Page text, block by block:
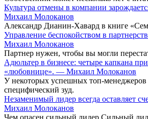
Культура отмены в компании
Михаил Молоканов
Александр Дианин-Хавард в книге
Управление беспокойством в
Михаил Молоканов
Партнер нужен, чтобы вы могли
Адюльтер в бизнесе: четыре капкана
«любовнице». — Михаил Молоканов
У некоторых успешных топ-менеджеров
специфический зуд.
Незаменимый лидер всегда оставляет
Михаил Молоканов
Чем опасен сильный лидер Сильный